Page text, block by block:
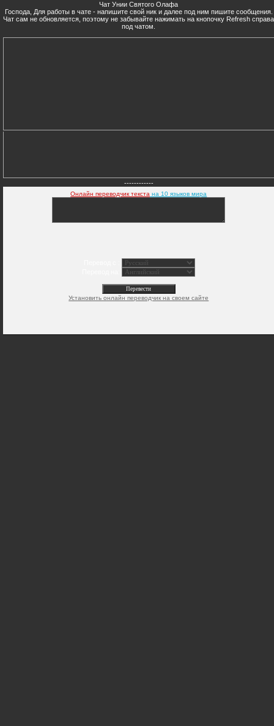
Чат Унии Святого Олафа
Господа, Для работы в чате - напишите свой ник и далее под ним пишите сообщения.
Чат сам не обновляется, поэтому не забывайте нажимать на кнопочку Refresh справа
под чатом.
------------
Онлайн переводчик текста на 10 языков мира
Установить онлайн переводчик на своем сайте